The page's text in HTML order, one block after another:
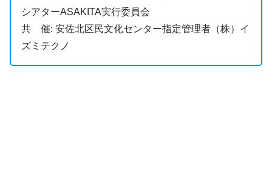
シアターASAKITA実行委員会
共 催: 安佐北区民文化センター指定管理者（株）イ
ズミテクノ